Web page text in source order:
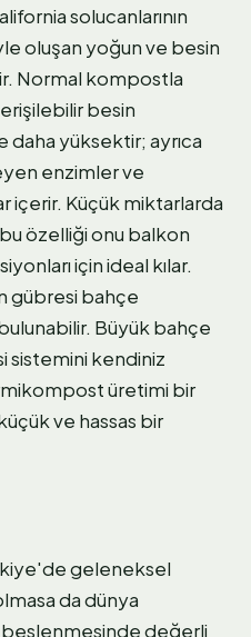
solucanlarının
oluşan yoğun ve besin
Normal kompostla
erişilebilir besin
yüksektir; ayrıca
enzimler ve
içerir. Küçük miktarlarda
özelliği onu balkon
için ideal kılar.
gübresi bahçe
Büyük bahçe
sistemini kendiniz
üretimi bir
ve hassas bir
geleneksel
da dünya
değerli